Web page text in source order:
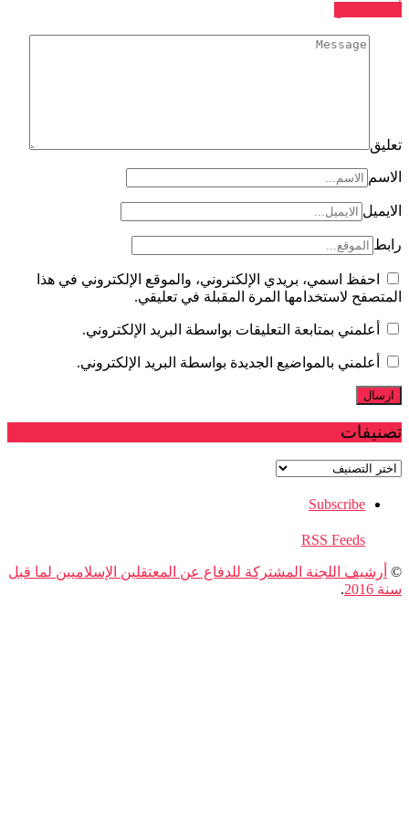
اسمي، بريدي الإلكتروني، والموقع الإلكتروني في هذا
لاستخدامها المرة المقبلة في تعليقي.
بمتابعة التعليقات بواسطة البريد الإلكتروني.
بالمواضيع الجديدة بواسطة البريد الإلكتروني.
Subscribe
RSS Feeds
اللجنة المشتركة للدفاع عن المعتقلين الإسلاميين لما قبل
.